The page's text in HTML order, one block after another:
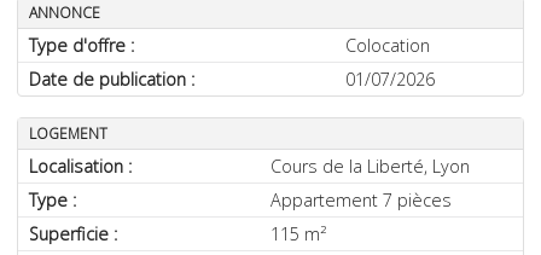
ANNONCE
Type d'offre :
Colocation
Date de publication :
01/07/2026
LOGEMENT
Localisation : Cours de la Liberté, Lyon
Type :
Appartement 7 pièces
Superficie :
115 m²